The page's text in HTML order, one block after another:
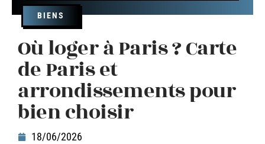
BIENS
Où loger à Paris ? Carte
de Paris et
arrondissements pour
bien choisir
18/06/2026